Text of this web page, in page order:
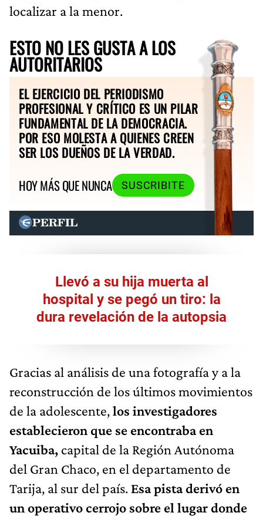
localizar a la menor.
ESTO NO LES GUSTA A LOS
AUTORITARIOS
EL EJERCICIO DEL PERIODISMO
PROFESIONAL Y CRÍTICO ES UN PILAR
FUNDAMENTAL DE LA DEMOCRACIA.
POR ESO MOLESTA A QUIENES CREEN
SER LOS DUEÑOS DE LA VERDAD.
HOY MÁS QUE NUNCA
SUSCRIBITE
Llevó a su hija muerta al
hospital y se pegó un tiro: la
dura revelación de la autopsia
Gracias al análisis de una fotografía y a la
reconstrucción de los últimos movimientos
de la adolescente,los investigadores
establecieron que se encontraba en
Yacuiba, capital de la Región Autónoma
del Gran Chaco, en el departamento de
Tarija, al sur del país. Esa pista derivó en
un operativo cerrojo sobre el lugar donde